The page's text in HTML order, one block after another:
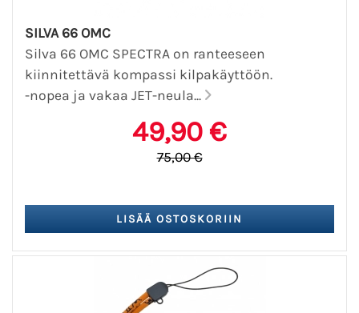
SILVA 66 OMC
Silva 66 OMC SPECTRA on ranteeseen
kiinnitettävä kompassi kilpakäyttöön.
-nopea ja vakaa JET-neula...
49,90 €
75,00 €